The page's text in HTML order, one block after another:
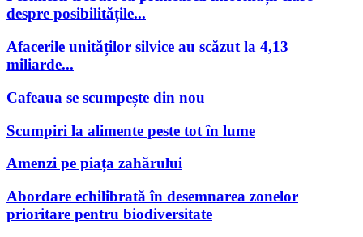
despre posibilitățile...
Afacerile unităților silvice au scăzut la 4,13
miliarde...
Cafeaua se scumpește din nou
Scumpiri la alimente peste tot în lume
Amenzi pe piața zahărului
Abordare echilibrată în desemnarea zonelor
prioritare pentru biodiversitate